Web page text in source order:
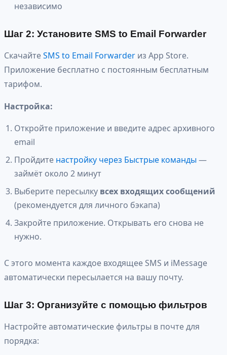
независимо
Шаг 2: Установите SMS to Email Forwarder
СкачайтеSMS to Email Forwarder из App Store.
Приложение бесплатно с постоянным бесплатным
тарифом.
Настройка:
Откройте приложение и введите адрес архивного
email
Пройдите настройку через Быстрые команды—
займёт около 2 минут
Выберите пересылку всех входящих сообщений
(рекомендуется для личного бэкапа)
Закройте приложение. Открывать его снова не
нужно.
С этого момента каждое входящее SMS и iMessage
автоматически пересылается на вашу почту.
Шаг 3: Организуйте с помощью фильтров
Настройте автоматические фильтры в почте для
порядка: